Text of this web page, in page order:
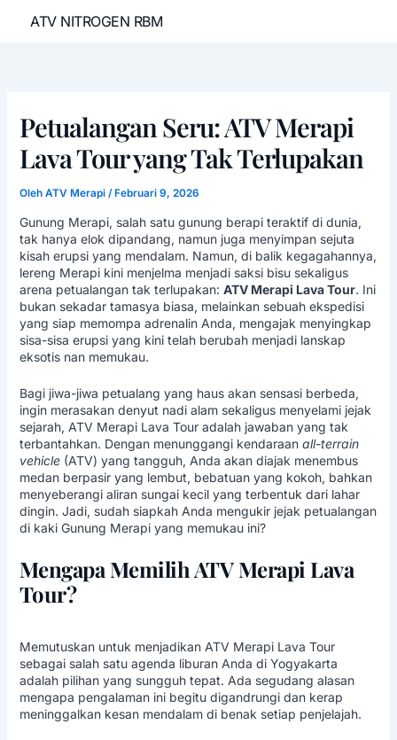
ATV NITROGEN RBM
Petualangan Seru: ATV Merapi
Lava Tour yang Tak Terlupakan
Oleh ATV Merapi / Februari 9, 2026
Gunung Merapi, salah satu gunung berapi teraktif di dunia,
tak hanya elok dipandang, namun juga menyimpan sejuta
kisah erupsi yang mendalam. Namun, di balik kegagahannya,
lereng Merapi kini menjelma menjadi saksi bisu sekaligus
arena petualangan tak terlupakan: ATV Merapi Lava Tour. Ini
bukan sekadar tamasya biasa, melainkan sebuah ekspedisi
yang siap memompa adrenalin Anda, mengajak menyingkap
sisa-sisa erupsi yang kini telah berubah menjadi lanskap
eksotis nan memukau.
Bagi jiwa-jiwa petualang yang haus akan sensasi berbeda,
ingin merasakan denyut nadi alam sekaligus menyelami jejak
sejarah, ATV Merapi Lava Tour adalah jawaban yang tak
terbantahkan. Dengan menunggangi kendaraan all-terrain
vehicle(ATV) yang tangguh, Anda akan diajak menembus
medan berpasir yang lembut, bebatuan yang kokoh, bahkan
menyeberangi aliran sungai kecil yang terbentuk dari lahar
dingin. Jadi, sudah siapkah Anda mengukir jejak petualangan
di kaki Gunung Merapiyang memukau ini?
Mengapa Memilih ATV Merapi Lava
Tour?
Memutuskan untuk menjadikan ATV Merapi Lava Tour
sebagai salah satu agenda liburan Anda di Yogyakarta
adalah pilihan yang sungguh tepat. Ada segudang alasan
mengapa pengalaman ini begitu digandrungi dan kerap
meninggalkan kesan mendalam di benak setiap penjelajah.